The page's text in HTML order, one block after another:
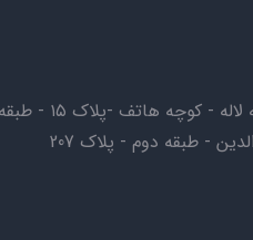
-پلاک ۱۵ - طبقه اول - واحد ۱
- طبقه دوم - پلاک 207